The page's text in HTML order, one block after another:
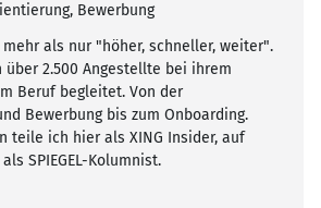
Bewerbung
als nur "höher, schneller, weiter".
über 2.500 Angestellte bei ihrem
Beruf begleitet. Von der
Bewerbung bis zum Onboarding.
teile ich hier als XING Insider, auf
SPIEGEL-Kolumnist.